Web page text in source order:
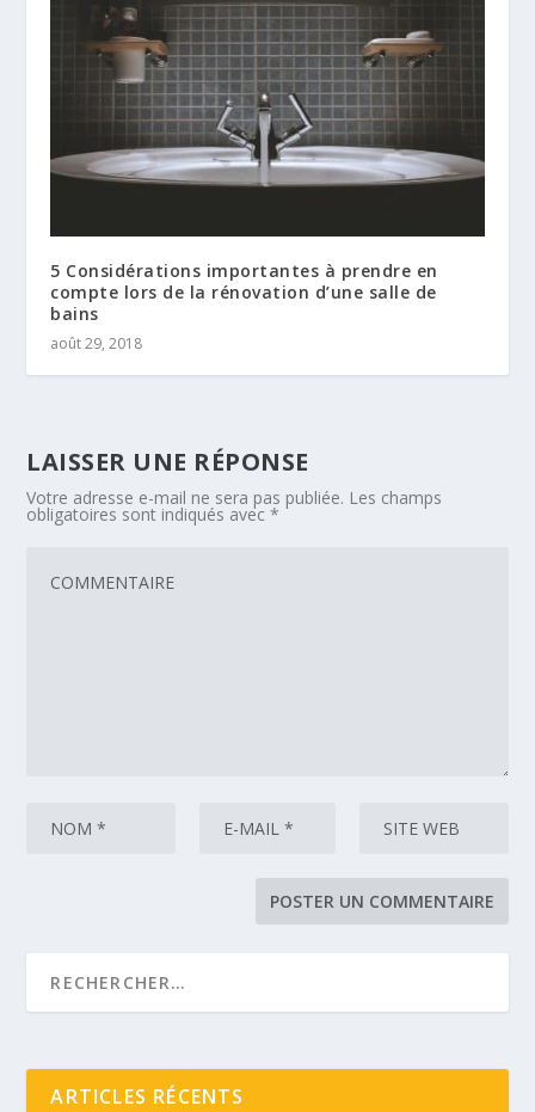
5 Considérations importantes à prendre en
compte lors de la rénovation d’une salle de
bains
août 29, 2018
LAISSER UNE RÉPONSE
Votre adresse e-mail ne sera pas publiée. Les champs
obligatoires sont indiqués avec*
ARTICLES RÉCENTS